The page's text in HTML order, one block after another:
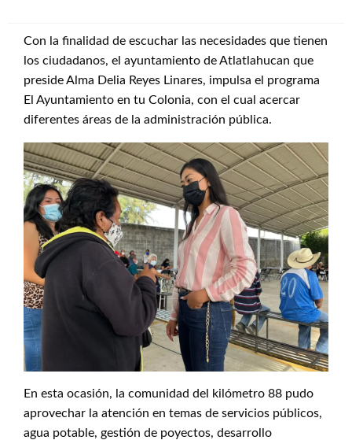
Con la finalidad de escuchar las necesidades que tienen
los ciudadanos, el ayuntamiento de Atlatlahucan que
preside Alma Delia Reyes Linares, impulsa el programa
El Ayuntamiento en tu Colonia, con el cual acercar
diferentes áreas de la administración pública.
En esta ocasión, la comunidad del kilómetro 88 pudo
aprovechar la atención en temas de servicios públicos,
agua potable, gestión de poyectos, desarrollo